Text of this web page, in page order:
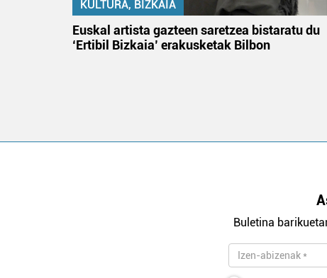
KULTURA, BIZKAIA
Euskal artista gazteen saretzea bistaratu du
‘Ertibil Bizkaia’ erakusketak Bilbon
Buletina